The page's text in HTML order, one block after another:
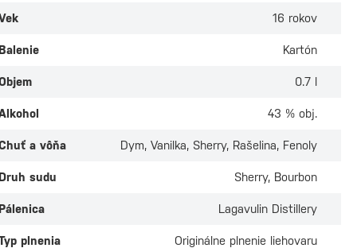
16 rokov
Balenie Kartón
0.7 l
43 % obj.
a vôňa Dym, Vanilka, Sherry, Rašelina, Fenoly
Druh sudu Sherry, Bourbon
Pálenica Lagavulin Distillery
plnenia Originálne plnenie liehovaru